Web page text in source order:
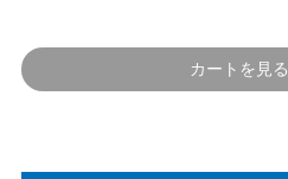
カートを見る